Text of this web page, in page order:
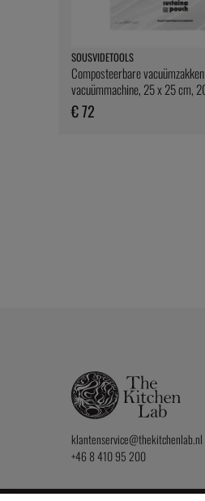
SOUSVIDETOOLS
Composteerbare
vacuümmachine, 25 x 25 cm,
SousVideTools
€ 72
klantenservice@thekitchenlab.nl
+46 8 410 95 200